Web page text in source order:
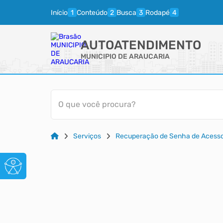
Início Conteúdo Busca Rodapé
AUTOATENDIMENTO
MUNICIPIO DE ARAUCARIA
O que você procura?
Serviços Recuperação de Senha de